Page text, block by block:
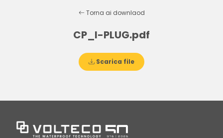
Torna ai downlaod
CP_I-PLUG.pdf
Scarica file